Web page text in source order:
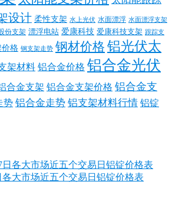
设计 柔性支架 水上光伏 水面漂浮 水面漂浮支架
份支架 漂浮电站 爱康科技 爱康科技支架 跟踪支
价格 钢支架走势 钢材价格 铝光伏太
架材料 铝合金价格 铝合金光伏
合金支架 铝合金支架价格 铝合金支
势 铝合金走势 铝支架材料行情 铝锭
各大市场近五个交易日铝锭价格表